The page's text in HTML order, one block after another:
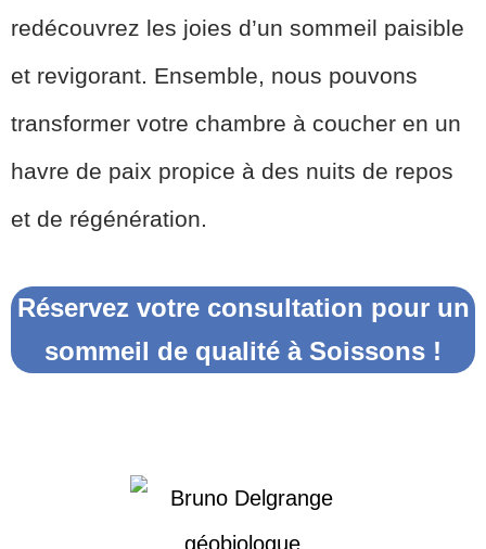
redécouvrez les joies d’un sommeil paisible
et revigorant. Ensemble, nous pouvons
transformer votre chambre à coucher en un
havre de paix propice à des nuits de repos
et de régénération.
Réservez votre consultation pour un
sommeil de qualité à Soissons !